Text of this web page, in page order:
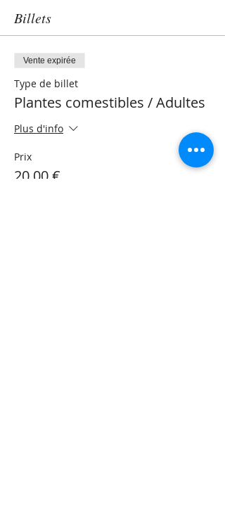
Billets
Vente expirée
Type de billet
Plantes comestibles / Adultes
Plus d'info
Prix
20,00 €